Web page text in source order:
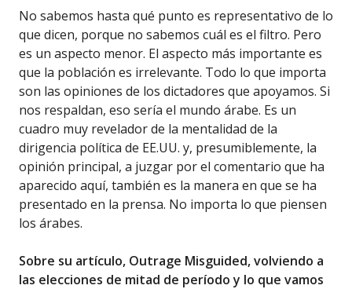
No sabemos hasta qué punto es representativo de lo
que dicen, porque no sabemos cuál es el filtro. Pero
es un aspecto menor. El aspecto más importante es
que la población es irrelevante. Todo lo que importa
son las opiniones de los dictadores que apoyamos. Si
nos respaldan, eso sería el mundo árabe. Es un
cuadro muy revelador de la mentalidad de la
dirigencia política de EE.UU. y, presumiblemente, la
opinión principal, a juzgar por el comentario que ha
aparecido aquí, también es la manera en que se ha
presentado en la prensa. No importa lo que piensen
los árabes.
Sobre su artículo, Outrage Misguided, volviendo a
las elecciones de mitad de período y lo que vamos